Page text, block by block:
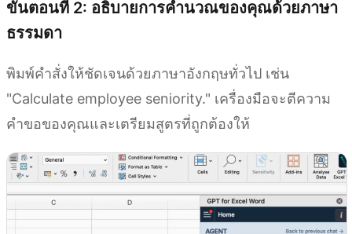
ขั้นตอนที่ 2: อธิบายการคำนวณของคุณด้วยภาษา
ธรรมดา
พิมพ์คำสั่งให้ชัดเจนด้วยภาษาอังกฤษทั่วไป เช่น
"Calculate employee seniority." เครื่องมือจะตีความ
คำขอของคุณและเตรียมสูตรที่ถูกต้องให้